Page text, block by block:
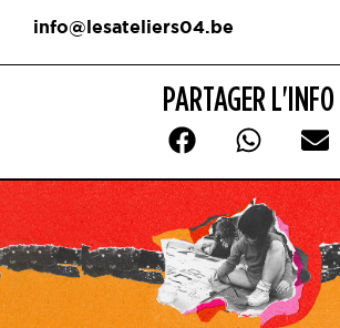
info@lesateliers04.be
PARTAGER L'INFO